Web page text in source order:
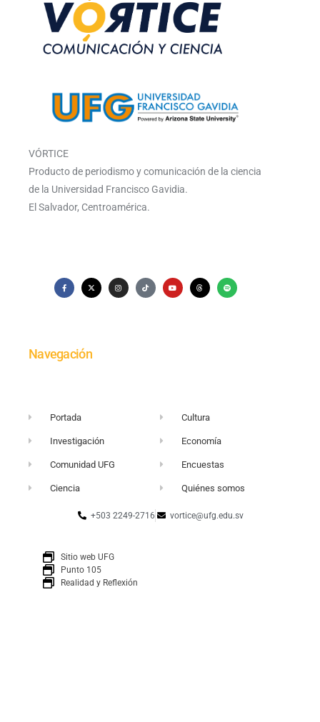
VÓRTICE
Producto de periodismo y comunicación de la ciencia
de la Universidad Francisco Gavidia.
El Salvador, Centroamérica.
Navegación
Portada
Investigación
Comunidad UFG
Ciencia
Cultura
Economía
Encuestas
Quiénes somos
+503 2249-2716 vortice@ufg.edu.sv
Sitio web UFG
Punto 105
Realidad y Reflexión